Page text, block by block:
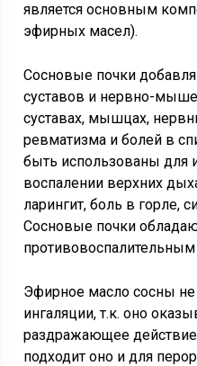
является основным
эфирных масел).
Сосновые почки
суставов и нервно-
суставах, мышцах,
ревматизма и болей в
быть использованы для
воспалении верхних
ларингит, боль в горле,
Сосновые почки
Эфирное масло сосны
ингаляции, т.к. оно
раздражающее
подходит оно и для